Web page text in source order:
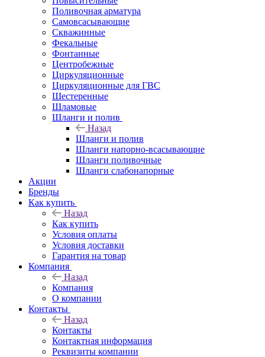
Поливочная арматура
Самовсасывающие
Скважинные
Фекальные
Фонтанные
Центробежные
Циркуляционные
Циркуляционные для ГВС
Шестеренные
Шламовые
Шланги и полив
Назад
Шланги и полив
Шланги напорно-всасывающие
Шланги поливочные
Шланги слабонапорные
Акции
Бренды
Как купить
Назад
Как купить
Условия оплаты
Условия доставки
Гарантия на товар
Компания
Назад
Компания
О компании
Контакты
Назад
Контакты
Контактная информация
Реквизиты компании